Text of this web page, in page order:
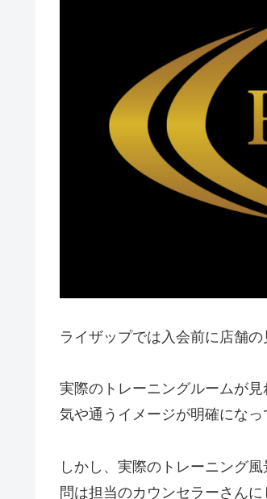
ライザップでは入会前に店舗の
実際のトレーニングルームが
気や通うイメージが明確になっ
しかし、実際のトレーニング
問は担当のカウンセラーさんに